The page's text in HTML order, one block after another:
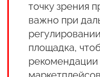
точку зрения
важно при
площадка,